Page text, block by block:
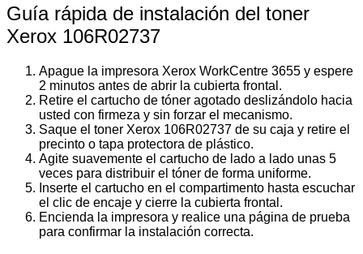
Guía rápida de instalación del toner
Xerox 106R02737
Apague la impresora Xerox WorkCentre 3655 y espere
2 minutos antes de abrir la cubierta frontal.
Retire el cartucho de tóner agotado deslizándolo hacia
usted con firmeza y sin forzar el mecanismo.
Saque el toner Xerox 106R02737 de su caja y retire el
precinto o tapa protectora de plástico.
Agite suavemente el cartucho de lado a lado unas 5
veces para distribuir el tóner de forma uniforme.
Inserte el cartucho en el compartimento hasta escuchar
el clic de encaje y cierre la cubierta frontal.
Encienda la impresora y realice una página de prueba
para confirmar la instalación correcta.